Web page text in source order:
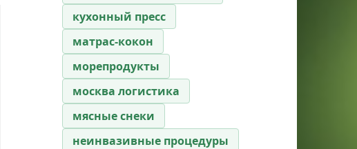
кухонный пресс
матрас-кокон
морепродукты
москва логистика
мясные снеки
неинвазивные процедуры